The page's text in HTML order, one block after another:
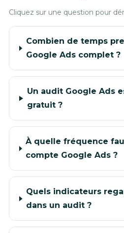
Cliquez sur une question pour
Combien de temps
Google Ads complet ?
Un audit Google Ads
gratuit ?
À quelle fréquence
compte Google Ads ?
Quels indicateurs
dans un audit ?